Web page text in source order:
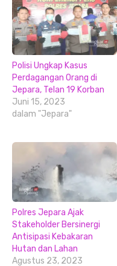
Polisi Ungkap Kasus
Perdagangan Orang di
Jepara, Telan 19 Korban
Juni 15, 2023
dalam "Jepara"
Polres Jepara Ajak
Stakeholder Bersinergi
Antisipasi Kebakaran
Hutan dan Lahan
Agustus 23, 2023